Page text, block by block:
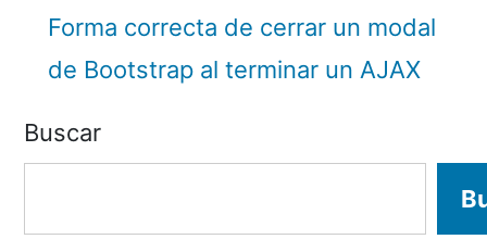
Forma correcta de cerrar un modal
de Bootstrap al terminar un AJAX
Buscar